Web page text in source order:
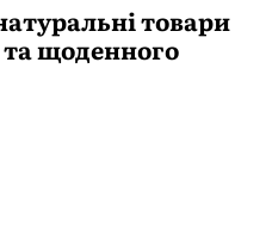
товари
та щоденного